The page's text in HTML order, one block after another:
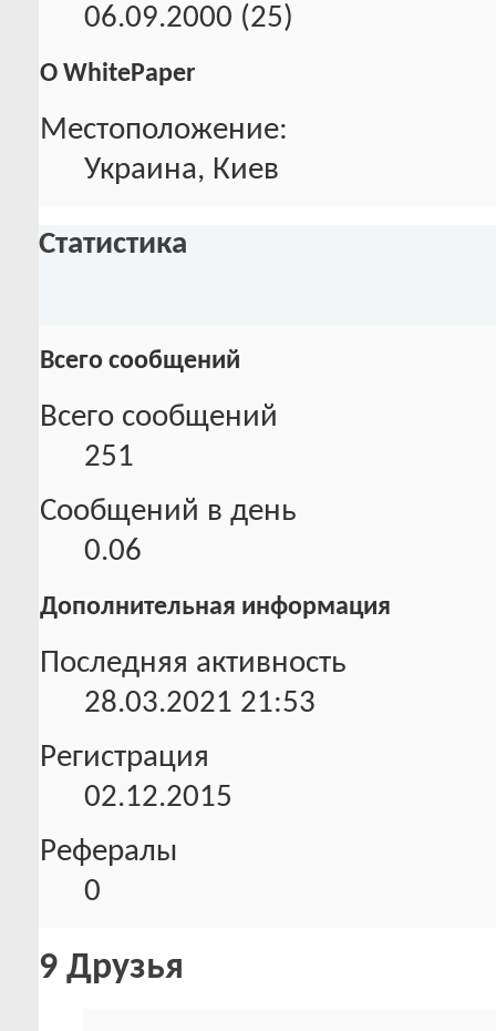
06.09.2000 (25)
О WhitePaper
Местоположение:
Украина, Киев
Статистика
Всего сообщений
Всего сообщений
251
Сообщений в день
0.06
Дополнительная информация
Последняя активность
28.03.2021 21:53
Регистрация
02.12.2015
Рефералы
0
9 Друзья